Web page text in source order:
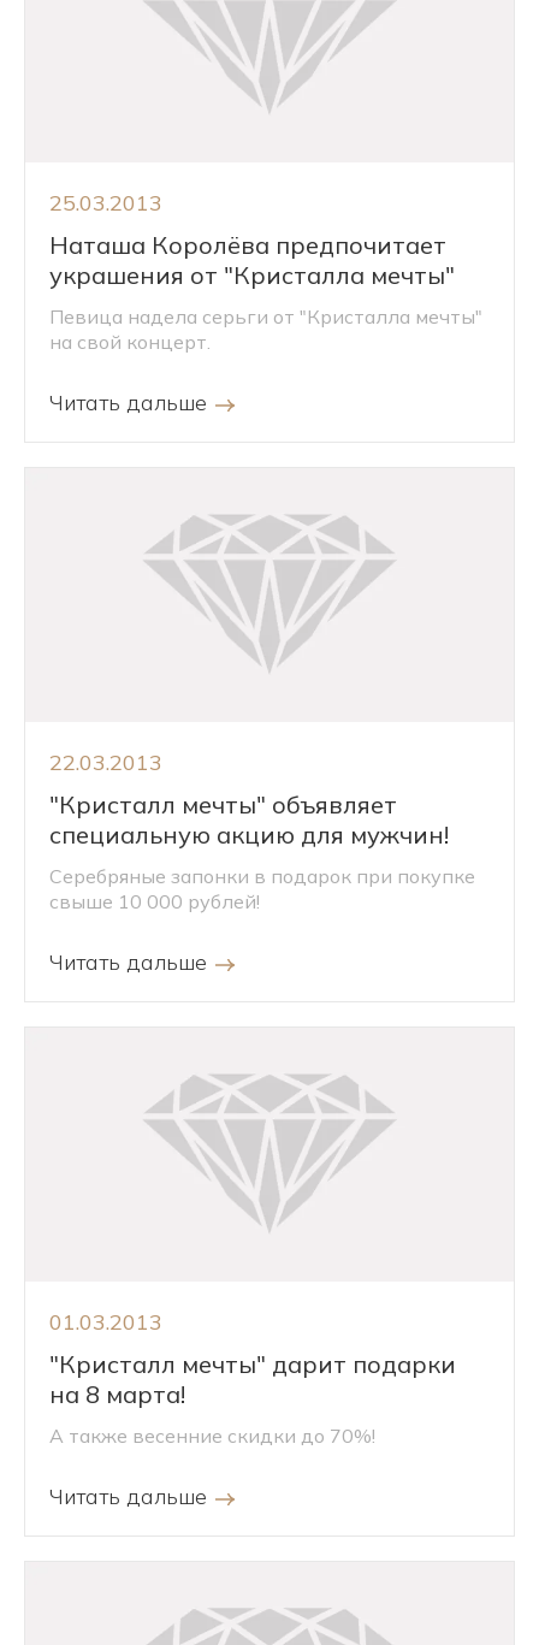
25.03.2013
Наташа Королёва предпочитает
украшения от "Кристалла мечты"
Певица надела серьги от "Кристалла мечты"
на свой концерт.
Читать дальше
22.03.2013
"Кристалл мечты" объявляет
специальную акцию для мужчин!
Серебряные запонки в подарок при покупке
свыше 10 000 рублей!
Читать дальше
01.03.2013
"Кристалл мечты" дарит подарки
на 8 марта!
А также весенние скидки до 70%!
Читать дальше